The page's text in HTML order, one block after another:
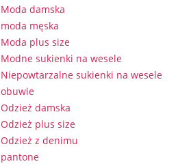
Moda damska
moda męska
Moda plus size
Modne sukienki na wesele
Niepowtarzalne sukienki na wesele
obuwie
Odzież damska
Odzież plus size
Odzież z denimu
pantone